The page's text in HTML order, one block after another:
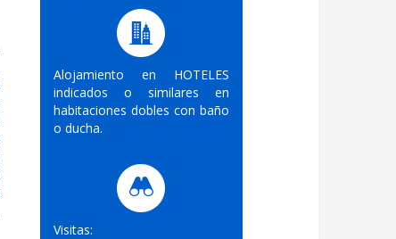
Alojamiento en HOTELES
indicados o similares en
habitaciones dobles con baño
o ducha.
Visitas: